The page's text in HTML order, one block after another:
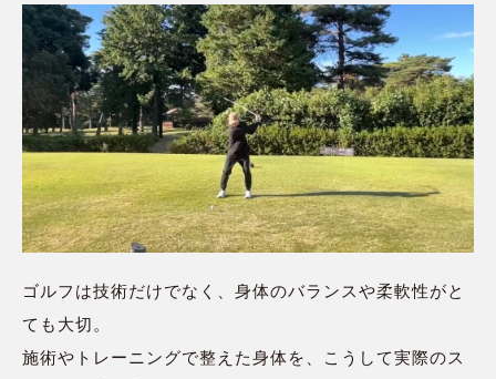
ゴルフは技術だけでなく、身体のバランスや柔軟性がと
ても大切。
施術やトレーニングで整えた身体を、こうして実際のス